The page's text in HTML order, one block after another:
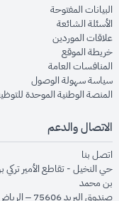
البيانات المفتوحةwindow
الأسئلة الشائعةnew window
علاقات الموردينwindow
خريطة الموقعnew window
المنافسات العامةwindow
سياسة سهولة الوصول
المنصة الوطنية الموحدة
الاتصال والدعم
اتصل بنا
حي النخيل - تقاطع الأمير تركي
بن محمد
صندوق البريد 75606 – الرياض 11588